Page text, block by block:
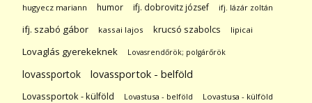
hugyecz mariann humor ifj. dobrovitz józsef ifj. lázár zoltán
ifj. szabó gábor kassai lajos krucsó szabolcs lipicai
Lovaglás gyerekeknek Lovasrendőrök; polgárőrök
lovassportok lovassportok - belföld
Lovassportok - külföld Lovastusa - belföld Lovastusa - külföld